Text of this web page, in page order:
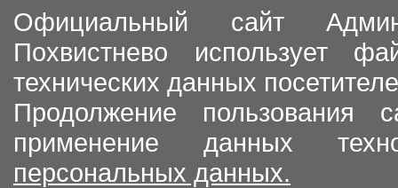
Официальный сайт
Похвистнево использует
технических данных
Продолжение пользования
применение данных
персональных данных.